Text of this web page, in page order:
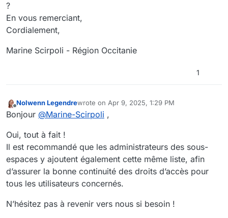
?
En vous remerciant,
Cordialement,
Marine Scirpoli - Région Occitanie
1
Offline
Nolwenn Legendrewrote on Apr 9, 2025, 1:29 PM
last edited by
Bonjour @Marine-Scirpoli ,
Oui, tout à fait !
Il est recommandé que les administrateurs des sous-
espaces y ajoutent également cette même liste, afin
d’assurer la bonne continuité des droits d’accès pour
tous les utilisateurs concernés.
N’hésitez pas à revenir vers nous si besoin !